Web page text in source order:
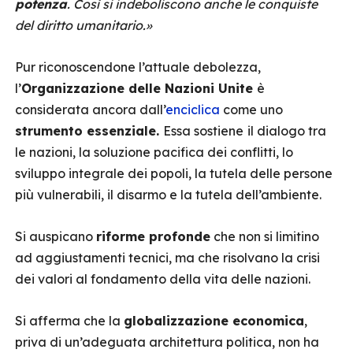
potenza. Così si indeboliscono anche le conquiste
del diritto umanitario.»
Pur riconoscendone l’attuale debolezza,
l’Organizzazione delle Nazioni Unite è
considerata ancora dall’enciclica come uno
strumento essenziale. Essa sostiene il dialogo tra
le nazioni, la soluzione pacifica dei conflitti, lo
sviluppo integrale dei popoli, la tutela delle persone
più vulnerabili, il disarmo e la tutela dell’ambiente.
Si auspicano riforme profonde che non si limitino
ad aggiustamenti tecnici, ma che risolvano la crisi
dei valori al fondamento della vita delle nazioni.
Si afferma che la globalizzazione economica,
priva di un’adeguata architettura politica, non ha